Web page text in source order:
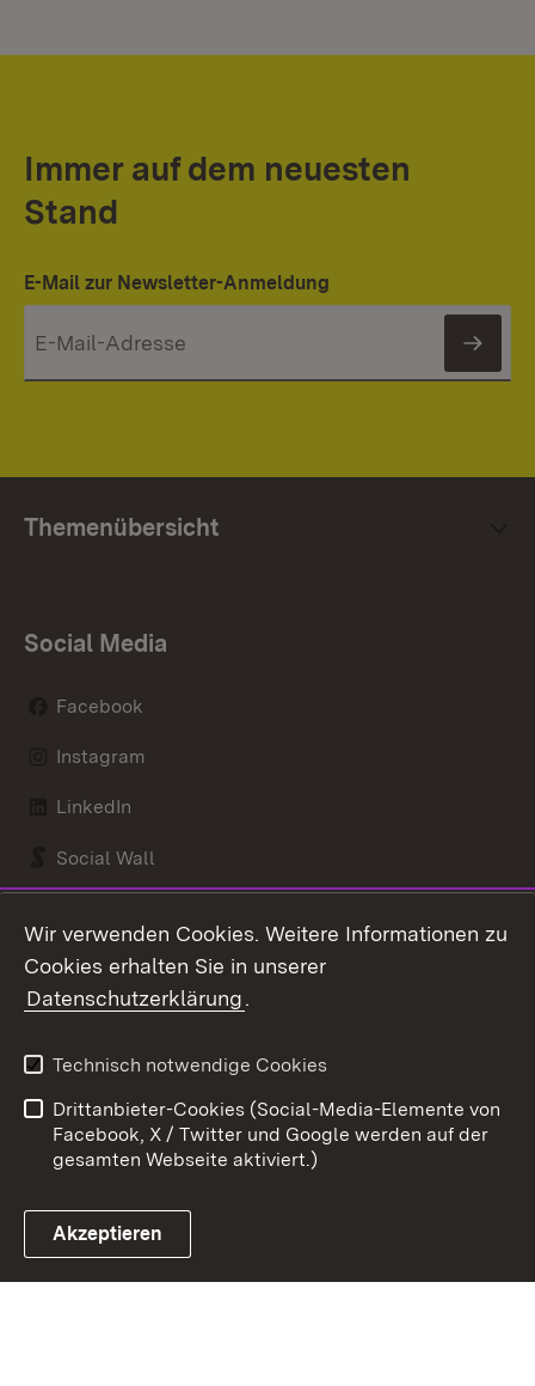
Immer auf dem neuesten
Stand
E-Mail zur Newsletter-Anmeldung
Themenübersicht
Social Media
Facebook
Instagram
LinkedIn
Social Wall
Link zum Landesportal
Kontakt
Barrierefreiheit
Impressum
Cookies
Wir verwenden Cookies. Weitere Informationen zu
Cookies erhalten Sie in unserer
Datenschutzerklärung.
Technisch notwendige Cookies
Drittanbieter-Cookies (Social-Media-Elemente von
Facebook, X / Twitter und Google werden auf der
gesamten Webseite aktiviert.)
Akzeptieren